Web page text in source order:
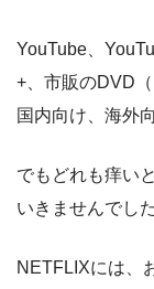
YouTube、
+、市販のDVD（
国内向け、海外
でもどれも痒い
いきませんでした
NETFLIXには、